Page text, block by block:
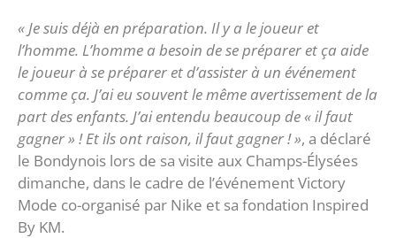
« Je suis déjà en préparation. Il y a le joueur et
l’homme. L’homme a besoin de se préparer et ça aide
le joueur à se préparer et d’assister à un événement
comme ça. J’ai eu souvent le même avertissement de la
part des enfants. J’ai entendu beaucoup de « il faut
gagner » ! Et ils ont raison, il faut gagner ! », a déclaré
le Bondynois lors de sa visite aux Champs-Élysées
dimanche, dans le cadre de l’événement Victory
Mode co-organisé par Nike et sa fondation Inspired
By KM.